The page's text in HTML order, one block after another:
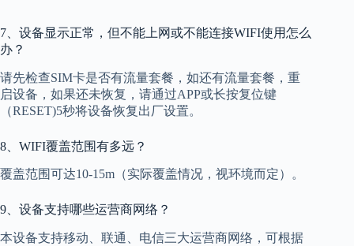
7、设备显示正常，但不能上网或不能连接WIFI使用怎么
办？
请先检查SIM卡是否有流量套餐，如还有流量套餐，重
启设备，如果还未恢复，请通过APP或长按复位键
（RESET)5秒将设备恢复出厂设置。
8、WIFI覆盖范围有多远？
覆盖范围可达10-15m（实际覆盖情况，视环境而定）。
9、设备支持哪些运营商网络？
本设备支持移动、联通、电信三大运营商网络，可根据